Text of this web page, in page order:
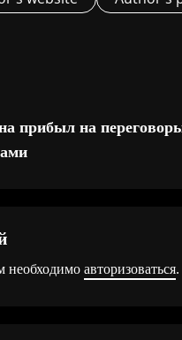
прибыл на
необходимоавторизоваться.